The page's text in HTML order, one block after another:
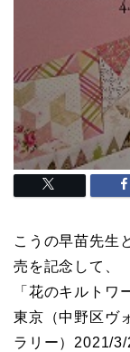
こうの早苗先生
売を記念して、
「花のキルトワ
東京（中野区ヴ
ラリー）2021/